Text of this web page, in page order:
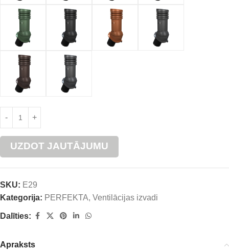
UZDOT JAUTĀJUMU
SKU: E29
Kategorija: PERFEKTA, Ventilācijas izvadi
Dalīties:
Apraksts